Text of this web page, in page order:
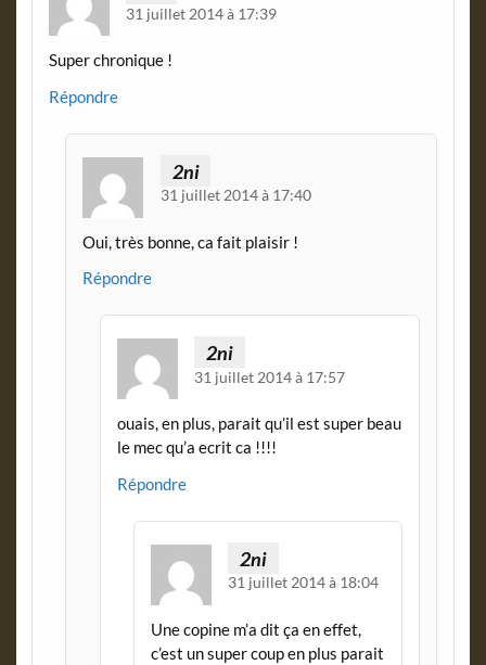
31 juillet 2014 à 17:39
Super chronique !
Répondre
2ni
31 juillet 2014 à 17:40
Oui, très bonne, ca fait plaisir !
Répondre
2ni
31 juillet 2014 à 17:57
ouais, en plus, parait qu’il est super beau
le mec qu’a ecrit ca !!!!
Répondre
2ni
31 juillet 2014 à 18:04
Une copine m’a dit ça en effet,
c’est un super coup en plus parait